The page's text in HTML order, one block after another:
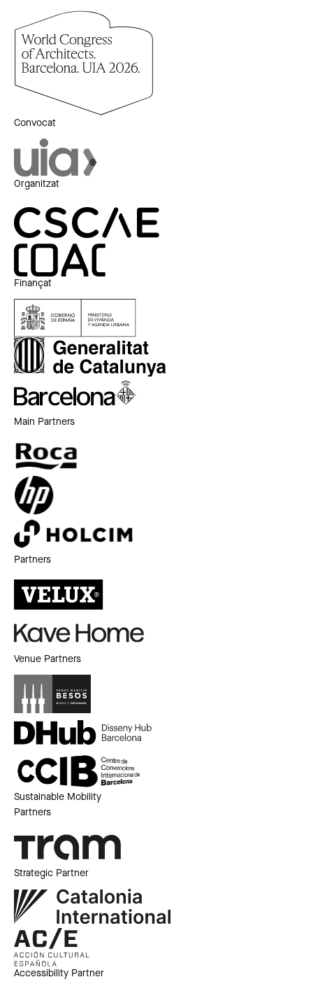
Convocat
Organitzat
Finançat
Main Partners
Partners
Venue Partners
Sustainable Mobility
Partners
Strategic Partner
Accessibility Partner